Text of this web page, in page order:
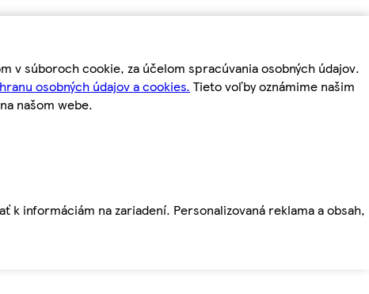
v súboroch cookie, za účelom spracúvania osobných údajov.
osobných údajov a cookies. Tieto voľby oznámime našim
našom webe.
informáciám na zariadení. Personalizovaná reklama a obsah,